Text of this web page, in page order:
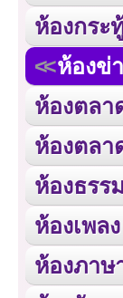
ห้องกระ
ห้องข่
ห้องตลา
ห้องตล
ห้องธรร
ห้องเพลง
ห้องภาษ